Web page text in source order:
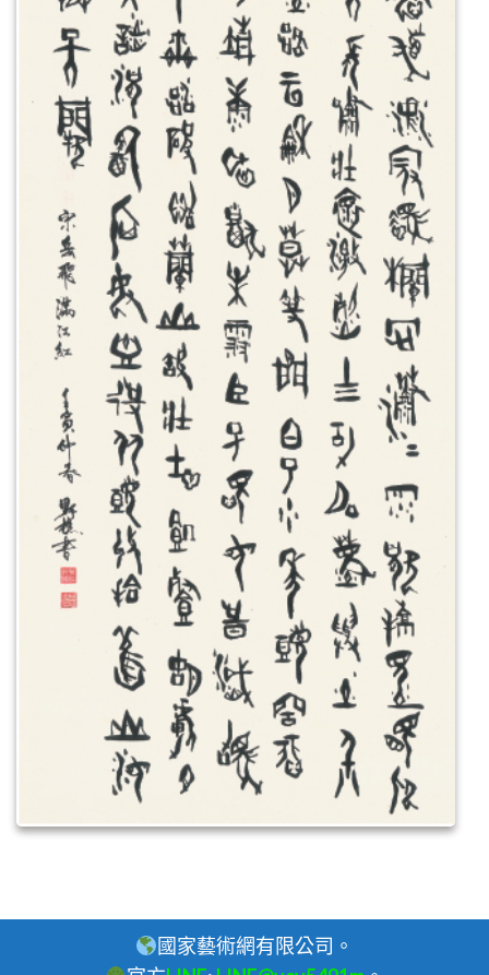
國家藝術網有限公司。